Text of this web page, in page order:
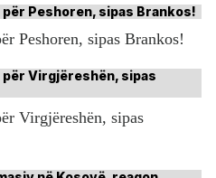
Peshoren, sipas Brankos!
Virgjëreshën, sipas